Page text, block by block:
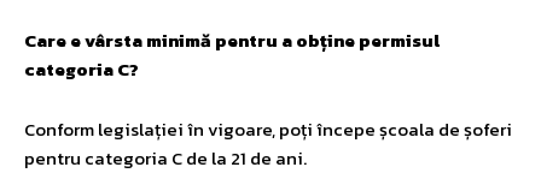
Care e vârsta minimă pentru a obține permisul
categoria C?
Conform legislației în vigoare, poți începe școala de șoferi
pentru categoria C de la 21 de ani.